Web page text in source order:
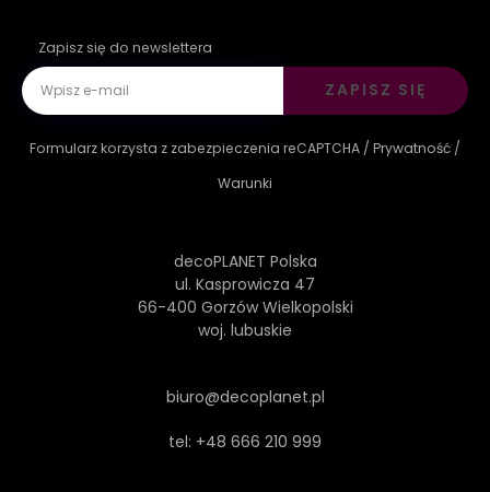
Zapisz się do newslettera
ZAPISZ SIĘ
Formularz korzysta z zabezpieczenia reCAPTCHA / Prywatność /
Warunki
decoPLANET Polska
ul. Kasprowicza 47
66-400 Gorzów Wielkopolski
woj. lubuskie
biuro@decoplanet.pl
tel: +48 666 210 999